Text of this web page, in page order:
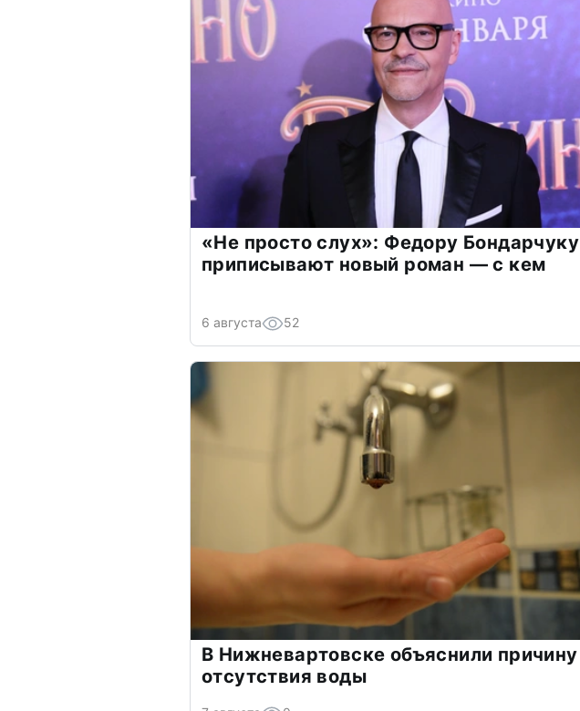
«Не просто слух»: Федору Бондарчуку
приписывают новый роман — с кем
6 августа 52
В Нижневартовске объяснили причину
отсутствия воды